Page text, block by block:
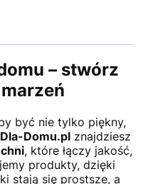
– stwórz
być nie tylko piękny,
Dla-Domu.plznajdziesz
, które łączy jakość,
produkty, dzięki
stają się prostsze, a